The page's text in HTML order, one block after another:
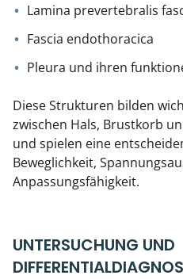
Lamina prevertebralis
Fascia endothoracica
Pleura und ihren
Diese Strukturen bilden
zwischen Hals, Brustkorb
und spielen eine
Beweglichkeit,
Anpassungsfähigkeit.
UNTERSUCHUNG UND